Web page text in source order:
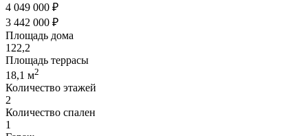
4 049 000 ₽
3 442 000 ₽
Площадь дома
122,2
Площадь террасы
18,1 м2
Количество этажей
2
Количество спален
1